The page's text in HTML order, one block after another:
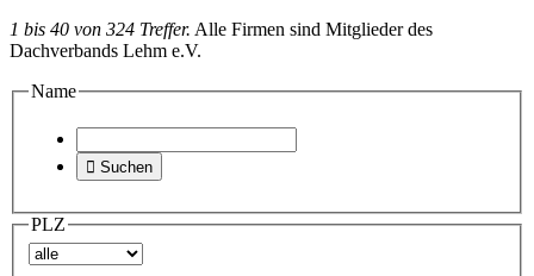
1 bis 40 von 324 Treffer. Alle Firmen sind Mitglieder des
Dachverbands Lehm e.V.
Name
 Suchen
PLZ